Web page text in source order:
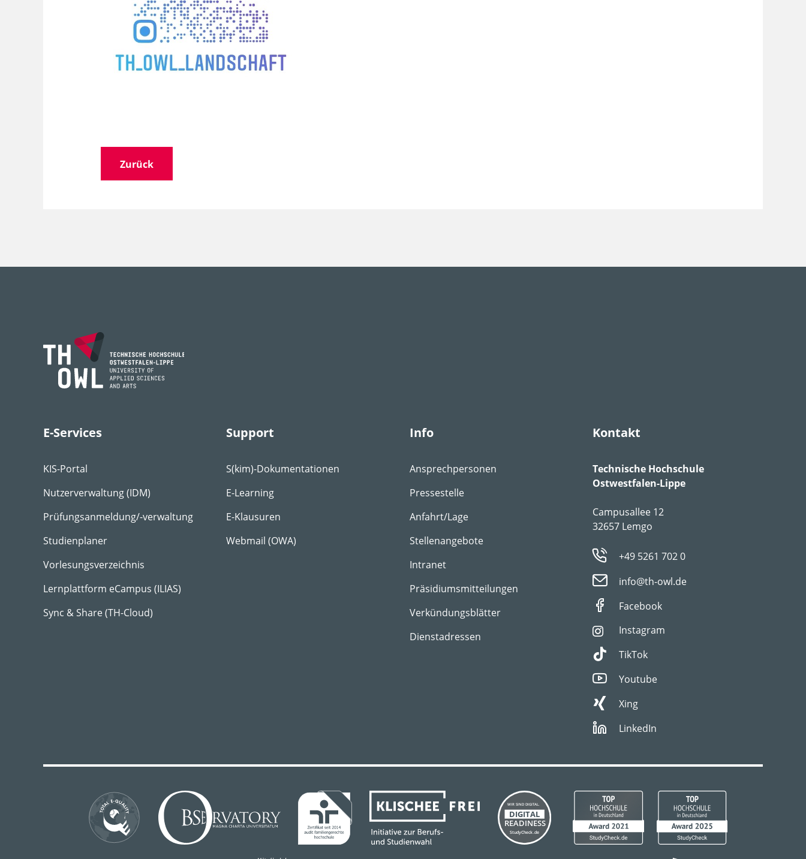
Zurück
E-Services
KIS-Portal
Nutzerverwaltung (IDM)
Prüfungsanmeldung/-verwaltung
Studienplaner
Vorlesungsverzeichnis
Lernplattform eCampus (ILIAS)
Sync & Share (TH-Cloud)
Support
S(kim)-Dokumentationen
E-Learning
E-Klausuren
Webmail (OWA)
Info
Ansprechpersonen
Pressestelle
Anfahrt/Lage
Stellenangebote
Intranet
Präsidiumsmitteilungen
Verkündungsblätter
Dienstadressen
Kontakt
Technische Hochschule
Ostwestfalen-Lippe
Campusallee 12
32657 Lemgo
+49 5261 702 0
info@th-owl.de
Facebook
Instagram
TikTok
Youtube
Xing
LinkedIn